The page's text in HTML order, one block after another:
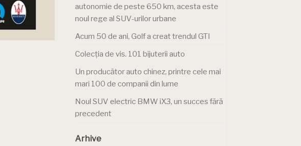
autonomie de peste 650 km, acesta este
noul rege al SUV-urilor urbane
Acum 50 de ani, Golf a creat trendul GTI
Colecția de vis. 101 bijuterii auto
Un producător auto chinez, printre cele mai
mari 100 de companii din lume
Noul SUV electric BMW iX3, un succes fără
precedent
Arhive